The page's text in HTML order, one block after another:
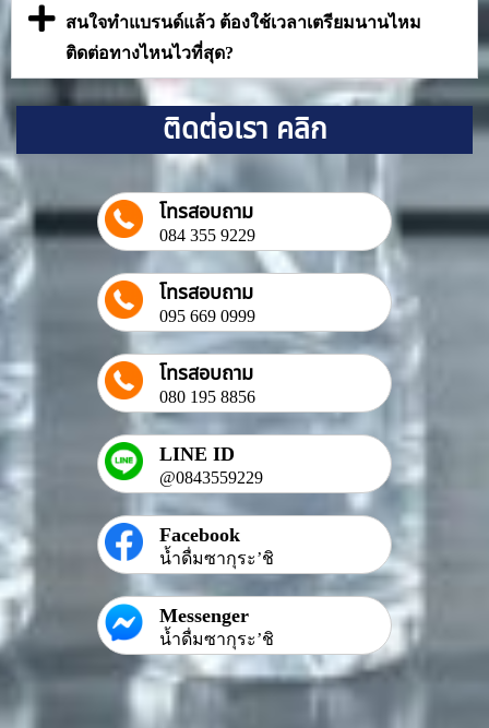
สนใจทำแบรนด์แล้ว ต้องใช้เวลาเตรียมนานไหม
ติดต่อทางไหนไวที่สุด?
ติดต่อเรา คลิก
โทรสอบถาม
084 355 9229
โทรสอบถาม
095 669 0999
โทรสอบถาม
080 195 8856
LINE ID
@0843559229
Facebook
น้ำดื่มซากุระ’ชิ
Messenger
น้ำดื่มซากุระ’ชิ